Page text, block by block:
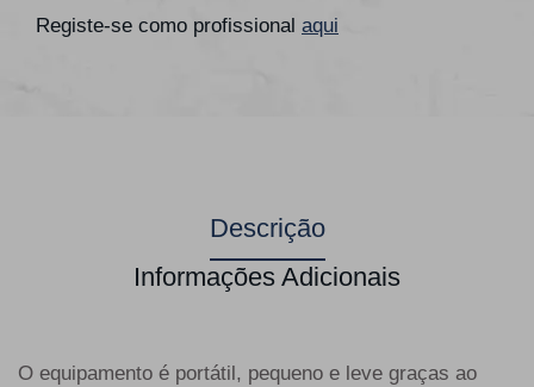
Registe-se como profissional aqui
Descrição
Informações Adicionais
O equipamento é portátil, pequeno e leve graças ao